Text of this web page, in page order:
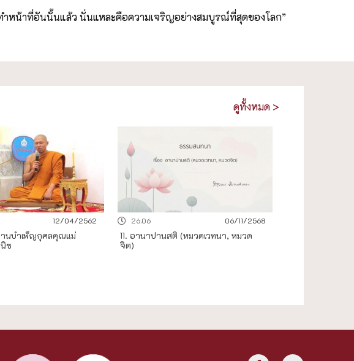
ทำหน้าที่อันนั้นแล้ว นั่นแหละคือความเจริญอย่างสมบูรณ์ที่สุดของโลก”
12/04/2562
านบำเพ็ญกุศลคุณแม่
ช
06/11/2568
26.06
11. อานาปานสติ (หมวดเวทนา, หมวด
จิต)
ดูทั้งหมด >